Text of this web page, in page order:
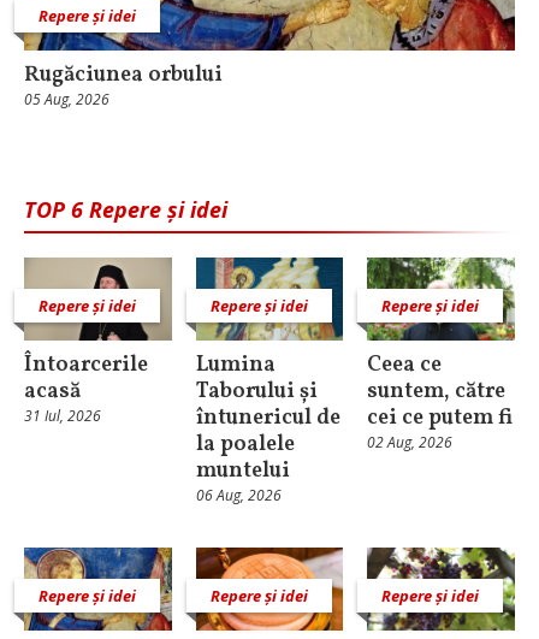
Repere și idei
Rugăciunea orbului
05 Aug, 2026
TOP 6 Repere și idei
Repere și idei
Întoarcerile
acasă
31 Iul, 2026
Repere și idei
Lumina
Taborului și
întunericul de
la poalele
muntelui
06 Aug, 2026
Repere și idei
Ceea ce
suntem, către
cei ce putem fi
02 Aug, 2026
Repere și idei Repere și idei Repere și idei